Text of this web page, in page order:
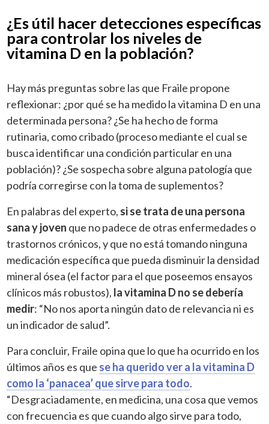
¿Es útil hacer detecciones específicas
para controlar los niveles de
vitamina D en la población?
Hay más preguntas sobre las que Fraile propone
reflexionar: ¿por qué se ha medido la vitamina D en una
determinada persona? ¿Se ha hecho de forma
rutinaria, como cribado (proceso mediante el cual se
busca identificar una condición particular en una
población)? ¿Se sospecha sobre alguna patología que
podría corregirse con la toma de suplementos?
En palabras del experto, si se trata de una persona
sana y joven que no padece de otras enfermedades o
trastornos crónicos, y que no está tomando ninguna
medicación específica que pueda disminuir la densidad
mineral ósea (el factor para el que poseemos ensayos
clínicos más robustos), la vitamina D no se debería
medir: “No nos aporta ningún dato de relevancia ni es
un indicador de salud”.
Para concluir, Fraile opina que lo que ha ocurrido en los
últimos años es que se ha querido ver a la vitamina D
como la ‘panacea’ que sirve para todo.
“Desgraciadamente, en medicina, una cosa que vemos
con frecuencia es que cuando algo sirve para todo,